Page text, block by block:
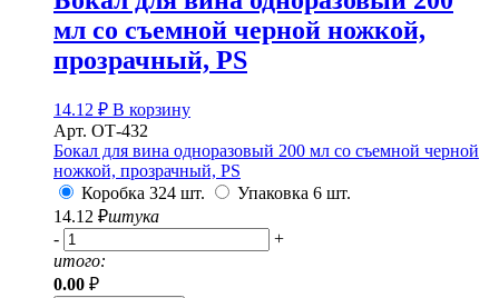
мл со съемной черной ножкой,
прозрачный, PS
14.12 ₽ В корзину
Арт. ОТ-432
Бокал для вина одноразовый 200 мл со съемной черной
ножкой, прозрачный, PS
Коробка 324 шт.
Упаковка 6 шт.
14.12 ₽штука
-
+
итого:
0.00 ₽